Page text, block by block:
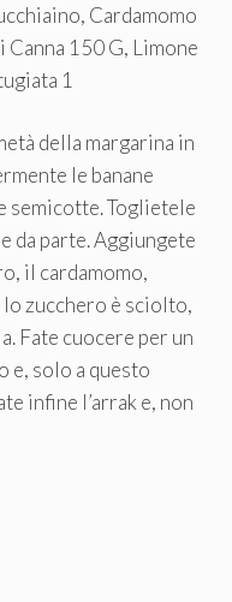
Cardamomo
150 G, Limone
1
della margarina in
le banane
semicotte. Toglietele
da parte. Aggiungete
il cardamomo,
zucchero è sciolto,
Fate cuocere per un
e, solo a questo
infine l’arrak e, non